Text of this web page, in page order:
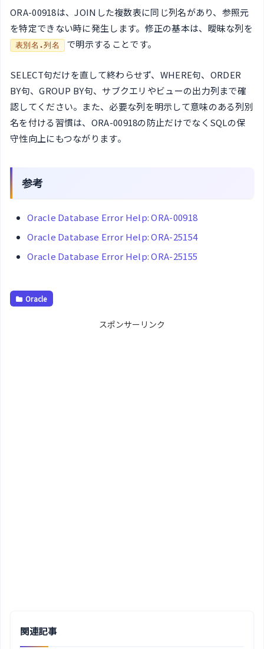
ORA-00918は、JOINした複数表に同じ列名があり、参照元
を特定できない時に発生します。修正の基本は、曖昧な列を
表別名.列名 で明示することです。
SELECT句だけを直して終わらせず、WHERE句、ORDER
BY句、GROUP BY句、サブクエリやビューの出力列まで確
認してください。また、必要な列を明示して意味のある列別
名を付ける習慣は、ORA-00918の防止だけでなくSQLの保
守性向上にもつながります。
参考
Oracle Database Error Help: ORA-00918
Oracle Database Error Help: ORA-25154
Oracle Database Error Help: ORA-25155
Oracle
スポンサーリンク
関連記事